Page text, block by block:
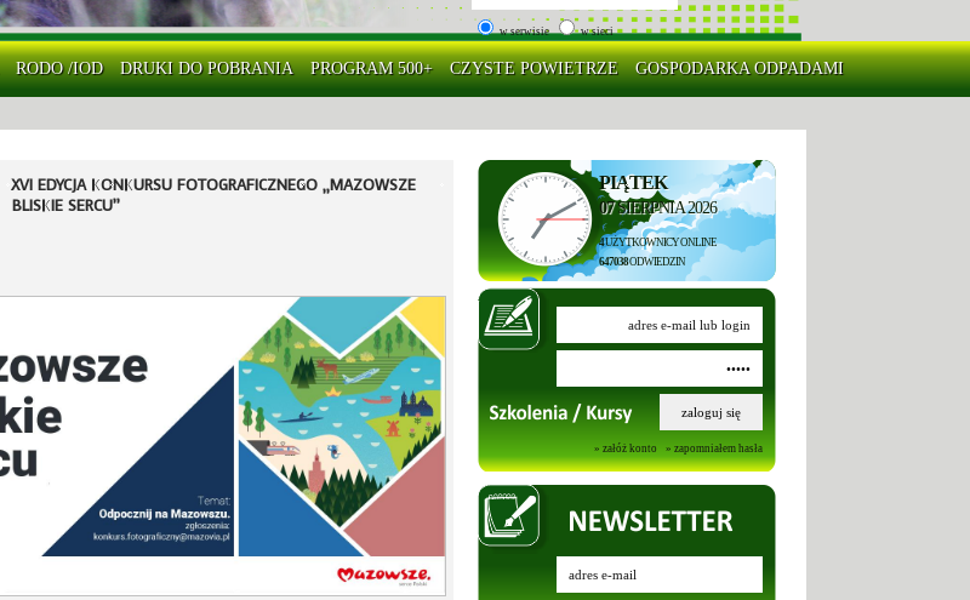
w serwisie w sieci
RODO /IOD DRUKI DO POBRANIA PROGRAM 500+ CZYSTE POWIETRZE GOSPODARKA ODPADAMI
XVI EDYCJA KONKURSU FOTOGRAFICZNEGO „MAZOWSZE
BLISKIE SERCU”
PIĄTEK
07SIERPNIA 2026
4UŻYTKOWNICY ONLINE
647038ODWIEDZIN
» załóż konto » zapomniałem hasła